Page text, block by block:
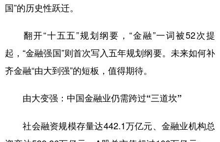
公益 一带一路
文化产业
地方频道
浙江 安徽 福建 江西
国”的历史性跃迁。
翻开“十五五”规划纲要，“金融”一词被52次提
起，“金融强国”则首次写入五年规划纲要。未来如何补
齐金融“由大到强”的短板，值得期待。
由大变强：中国金融业仍需跨过“三道坎”
社会融资规模存量达442.1万亿元、金融业机构总